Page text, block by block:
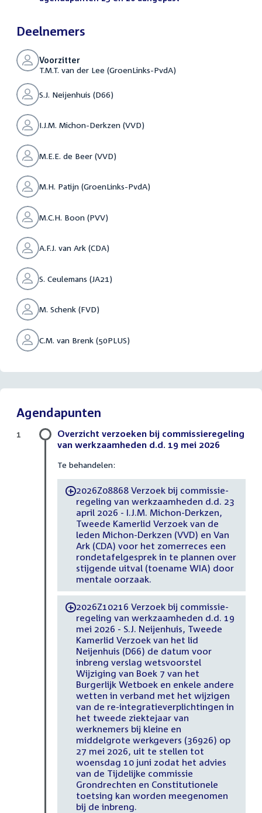
Deelnemers
Voorzitter
T.M.T. van der Lee (GroenLinks-PvdA)
S.J. Neijenhuis (D66)
I.J.M. Michon-Derkzen (VVD)
M.E.E. de Beer (VVD)
M.H. Patijn (GroenLinks-PvdA)
M.C.H. Boon (PVV)
A.F.J. van Ark (CDA)
S. Ceulemans (JA21)
M. Schenk (FVD)
C.M. van Brenk (50PLUS)
Agendapunten
Overzicht verzoeken bij commissieregeling
van werkzaamheden d.d. 19 mei 2026
Te behandelen:
-2026Z08868 Verzoek bij commissie-
regeling van werkzaamheden d.d. 23
april 2026 - I.J.M. Michon-Derkzen,
Tweede Kamerlid Verzoek van de
leden Michon-Derkzen (VVD) en Van
Ark (CDA) voor het zomerreces een
rondetafelgesprek in te plannen over
stijgende uitval (toename WIA) door
mentale oorzaak.
-2026Z10216 Verzoek bij commissie-
regeling van werkzaamheden d.d. 19
mei 2026 - S.J. Neijenhuis, Tweede
Kamerlid Verzoek van het lid
Neijenhuis (D66) de datum voor
inbreng verslag wetsvoorstel
Wijziging van Boek 7 van het
Burgerlijk Wetboek en enkele andere
wetten in verband met het wijzigen
van de re-integratieverplichtingen in
het tweede ziektejaar van
werknemers bij kleine en
middelgrote werkgevers (36926) op
27 mei 2026, uit te stellen tot
woensdag 10 juni zodat het advies
van de Tijdelijke commissie
Grondrechten en Constitutionele
toetsing kan worden meegenomen
bij de inbreng.
1